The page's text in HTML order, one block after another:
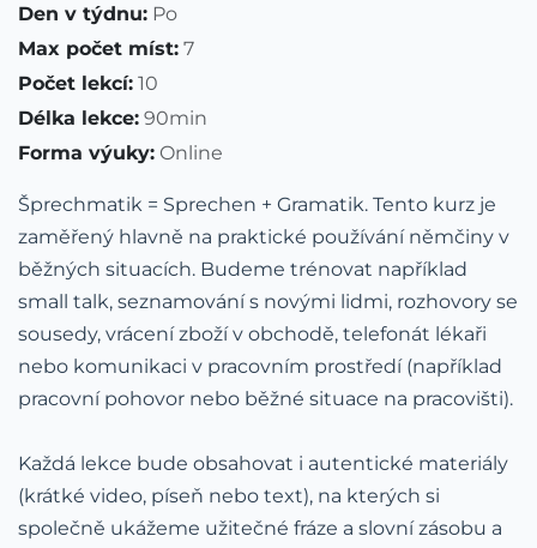
Den v týdnu: Po
Max počet míst: 7
Počet lekcí: 10
Délka lekce: 90min
Forma výuky: Online
Šprechmatik = Sprechen + Gramatik. Tento kurz je
zaměřený hlavně na praktické používání němčiny v
běžných situacích. Budeme trénovat například
small talk, seznamování s novými lidmi, rozhovory se
sousedy, vrácení zboží v obchodě, telefonát lékaři
nebo komunikaci v pracovním prostředí (například
pracovní pohovor nebo běžné situace na pracovišti).
Každá lekce bude obsahovat i autentické materiály
(krátké video, píseň nebo text), na kterých si
společně ukážeme užitečné fráze a slovní zásobu a